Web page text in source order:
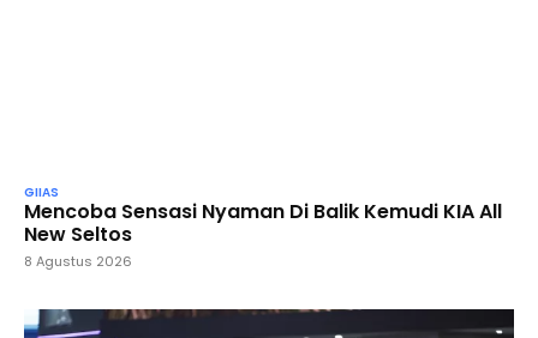
GIIAS
Mencoba Sensasi Nyaman Di Balik Kemudi KIA All
New Seltos
8 Agustus 2026